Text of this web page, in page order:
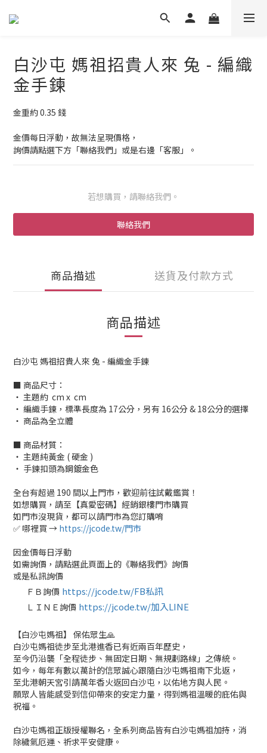
白沙屯 媽祖招貴人來 兔 - 編織
金手鍊
金重約 0.35 錢
金價每日浮動，故無法呈現價格，
詢價請點選下方「聯絡我們」或是右邊「客服」。
若想購買，請聯絡我們。
聯絡我們
商品描述 送貨及付款方式
商品描述
白沙屯 媽祖招貴人來 兔 - 編織金手鍊
■ 商品尺寸：
‧ 主題約 cm x cm
‧ 編織手鍊，標準長度為 17公分，另有 16公分 & 18公分的選擇
‧ 商品為全立體
■ 商品材質：
‧ 主題純黃金 ( 硬金 )
‧ 手鍊扣頭為鋼鍍金色
全台有超過 190 間以上門市，歡迎前往試戴鑑賞！
如想購買，請至【真愛密碼】經銷銀樓門市購買
如門市沒現貨，都可以請門市為您訂購唷
✅ 哪裡買 → https://jcode.tw/門市
因金價每日浮動
如需詢價，請點選此頁面上的《聯絡我們》詢價
或是私訊詢價
ＦＢ詢價 https://jcode.tw/FB私訊
ＬＩＮＥ詢價 https://jcode.tw/加入LINE
【白沙屯媽祖】 保佑眾生🙏
白沙屯媽祖徒步至北港進香已有近兩百年歷史，
至今仍沿襲「全程徒步、無固定日期、無規劃路線」之傳統。
如今，每年有數以萬計的信眾誠心跟隨白沙屯媽祖南下北返，
至北港朝天宮引請萬年香火返回白沙屯，以佑地方與人民。
願眾人皆能感受到信仰帶來的安定力量，得到媽祖溫暖的庇佑與
祝福。
白沙屯媽祖正版授權聯名，全系列商品皆有白沙屯媽祖加持，消
除穢氣厄運、祈求平安健康。